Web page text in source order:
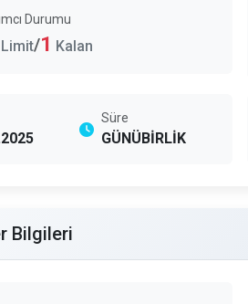
Durumu
Limit/1 Kalan
Süre
GÜNÜBİRLİK
Bilgileri